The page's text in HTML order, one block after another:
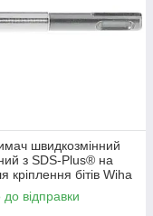
швидкозмінний
з SDS-Plus® на
кріплення бітів Wiha
до відправки